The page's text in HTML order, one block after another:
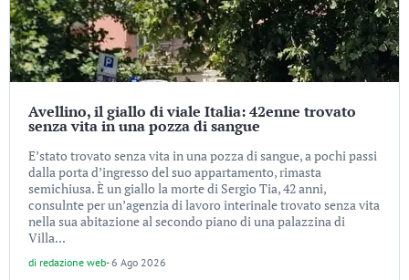
Avellino, il giallo di viale Italia: 42enne trovato
senza vita in una pozza di sangue
E’stato trovato senza vita in una pozza di sangue, a pochi passi
dalla porta d’ingresso del suo appartamento, rimasta
semichiusa. È un giallo la morte di Sergio Tia, 42 anni,
consulnte per un’agenzia di lavoro interinale trovato senza vita
nella sua abitazione al secondo piano di una palazzina di
Villa...
di redazione web-6 Ago 2026